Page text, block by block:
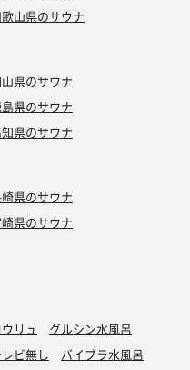
山県のサウナ
県のサウナ
県のサウナ
県のサウナ
県のサウナ
県のサウナ
リュ
グルシン水風呂
ビ無し
バイブラ水風呂